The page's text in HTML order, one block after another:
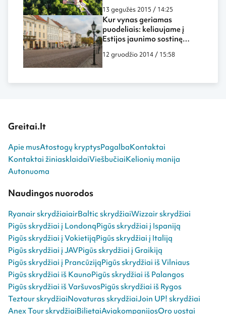
13 gegužės 2015 / 14:25
Kur vynas geriamas
puodeliais: keliaujame į
Estijos jaunimo sostinę
Tartu
12 gruodžio 2014 / 15:58
Greitai.lt
Apie musAtostogų kryptysPagalbaKontaktai
Kontaktai žiniasklaidaiViešbučiaiKelionių manija
Autonuoma
Naudingos nuorodos
Ryanair skrydžiaiairBaltic skrydžiaiWizzair skrydžiai
Pigūs skrydžiai į LondonąPigūs skrydžiai į Ispaniją
Pigūs skrydžiai į VokietijąPigūs skrydžiai į Italiją
Pigūs skrydžiai į JAVPigūs skrydžiai į Graikiją
Pigūs skrydžiai į PrancūzijąPigūs skrydžiai iš Vilniaus
Pigūs skrydžiai iš KaunoPigūs skrydžiai iš Palangos
Pigūs skrydžiai iš VaršuvosPigūs skrydžiai iš Rygos
Teztour skrydžiaiNovaturas skrydžiaiJoin UP! skrydžiai
Anex Tour skrydžiaiBilietaiAviakompanijosOro uostai